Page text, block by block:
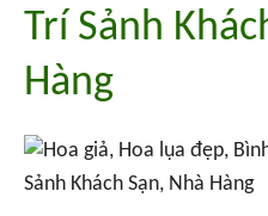
Trí Sảnh
Hàng